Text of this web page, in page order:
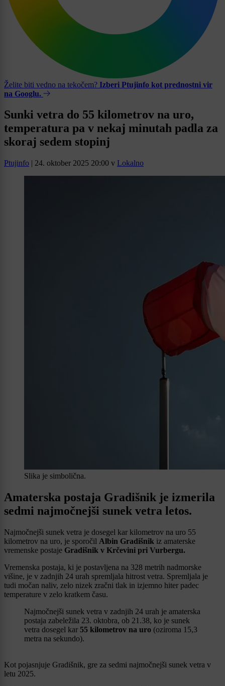
Želite biti vedno na tekočem? Izberi Ptujinfo kot prednostni vir
na Googlu.
Sunki vetra do 55 kilometrov na uro,
temperatura pa v nekaj minutah padla za
skoraj sedem stopinj
Ptujinfo | 24. oktober 2025 20:00 v Lokalno
Slika je simbolična.
Amaterska postaja Gradišnik je izmerila
sedmi najmočnejši sunek vetra letos.
Najmočnejši sunek vetra je dosegel kar kilometrov na uro 55
kilometrov na uro, je sporočil Albin Gradišnik iz amaterske
vremenske postaje Gradišnik v Krčevini pri Vurbergu.
Vremenska postaja, ki je postavljena na 328 metrih nadmorske
višine, je v zadnjih 24 urah spremljala hitrost vetra. Spremljala je
tudi močan naliv, zelo nizek zračni tlak in izjemno hiter padec
temperature v zelo kratkem času.
Najmočnejši sunek vetra v zadnjih 24 urah je amaterska
postaja zabeležila 23. oktobra, ob 21.38, ko je sunek
vetra dosegel kar 55 kilometrov na uro (oziroma 15,3
metra na sekundo).
Kot pojasnjuje Gradišnik, gre za sedmi najmočnejši sunek vetra v
letu 2025.